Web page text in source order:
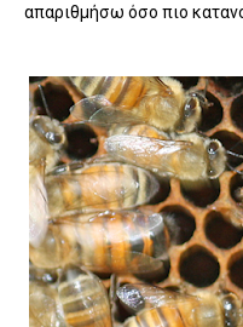
απαριθμήσω όσο πιο